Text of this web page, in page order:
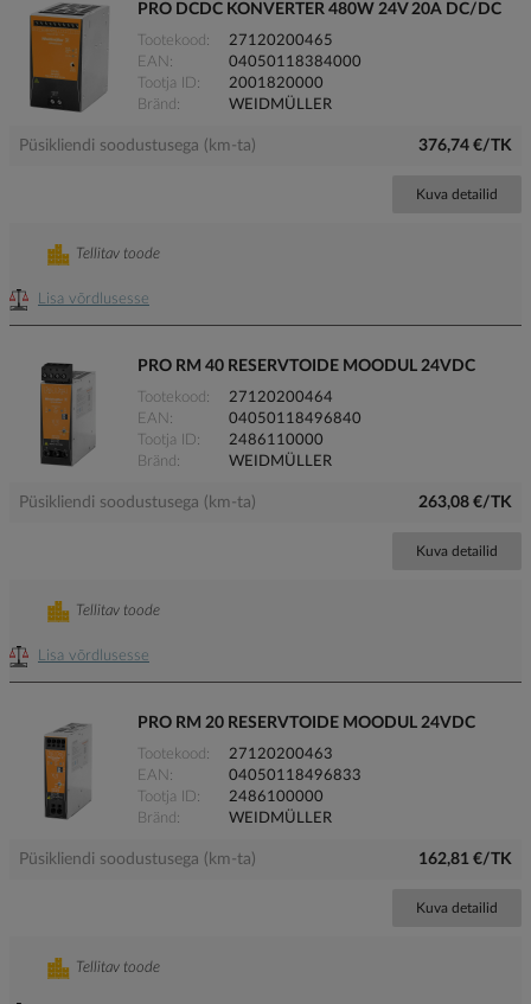
PRO DCDC KONVERTER 480W 24V 20A DC/DC
Tootekood
27120200465
EAN
04050118384000
Tootja ID
2001820000
Bränd
WEIDMÜLLER
Püsikliendi soodustusega (km-ta) 376,74 €/TK
Kuva detailid
Lisa võrdlusesse
Tellitav toode
PRO RM 40 RESERVTOIDE MOODUL 24VDC
Tootekood
27120200464
EAN
04050118496840
Tootja ID
2486110000
Bränd
WEIDMÜLLER
Püsikliendi soodustusega (km-ta) 263,08 €/TK
Kuva detailid
Lisa võrdlusesse
Tellitav toode
PRO RM 20 RESERVTOIDE MOODUL 24VDC
Tootekood
27120200463
EAN
04050118496833
Tootja ID
2486100000
Bränd
WEIDMÜLLER
Püsikliendi soodustusega (km-ta) 162,81 €/TK
Kuva detailid
Tellitav toode